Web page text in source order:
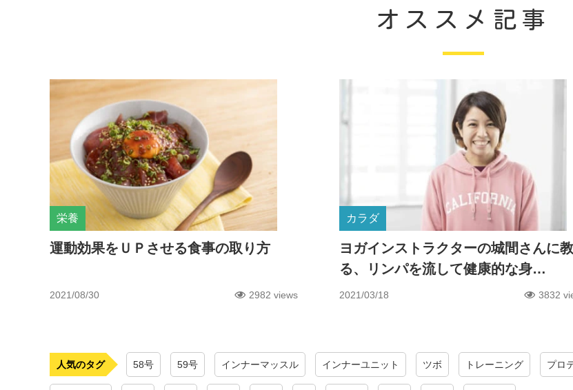
オススメ記事
栄養
運動効果をＵＰさせる食事の取り方
2021/08/30 2982 views
カラダ
ヨガインストラクターの城間さんに
る、リンパを流して健康的な身…
2021/03/18 3832
人気のタグ 58号 59号 インナーマッスル インナーユニット ツボ トレーニング プロ